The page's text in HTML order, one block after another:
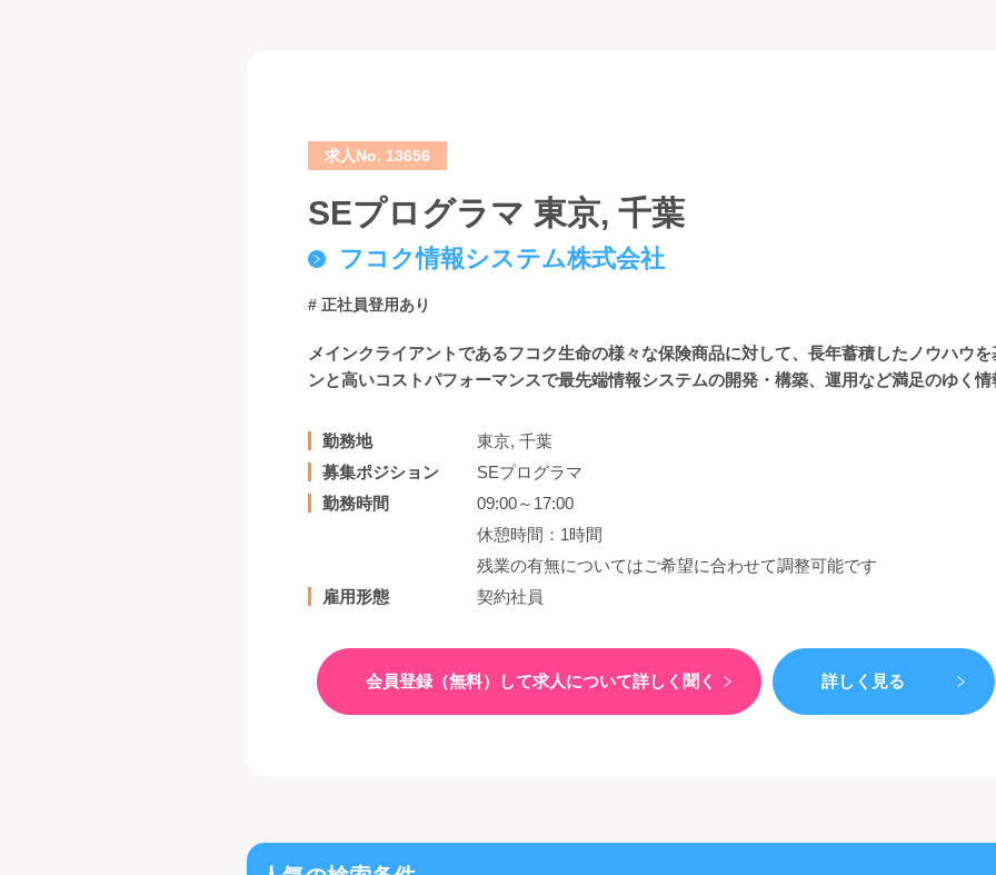
求人No. 13656
SEプログラマ 東京, 千葉
フコク情報システム株式会社
# 正社員登用あり
メインクライアントであるフコク生命の様々な保険商品に対して、長年蓄積したノウハウ
ンと高いコストパフォーマンスで最先端情報システムの開発・構築、運用など満足のゆく
勤務地
東京, 千葉
募集ポジション
SEプログラマ
勤務時間
09:00～17:00
休憩時間：1時間
残業の有無についてはご希望に合わせて調整可能です
雇用形態
契約社員
会員登録（無料）して求人について詳しく聞く 詳しく見る